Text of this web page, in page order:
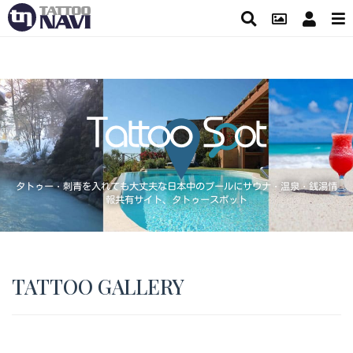
タトゥー・刺青を入れても大丈夫な日本中のプールにサウナ・温泉・銭湯情
報共有サイト、タトゥースポット
TATTOO GALLERY